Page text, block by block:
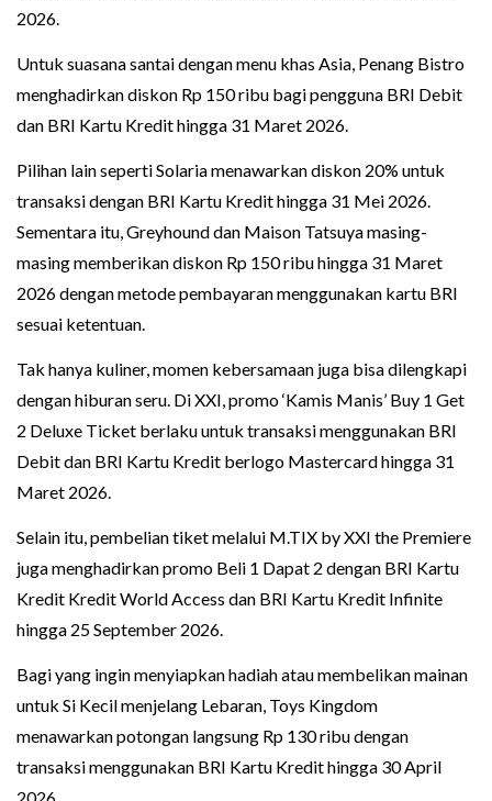
2026.
Untuk suasana santai dengan menu khas Asia, Penang Bistro
menghadirkan diskon Rp 150 ribu bagi pengguna BRI Debit
dan BRI Kartu Kredit hingga 31 Maret 2026.
Pilihan lain seperti Solaria menawarkan diskon 20% untuk
transaksi dengan BRI Kartu Kredit hingga 31 Mei 2026.
Sementara itu, Greyhound dan Maison Tatsuya masing-
masing memberikan diskon Rp 150 ribu hingga 31 Maret
2026 dengan metode pembayaran menggunakan kartu BRI
sesuai ketentuan.
Tak hanya kuliner, momen kebersamaan juga bisa dilengkapi
dengan hiburan seru. Di XXI, promo ‘Kamis Manis’ Buy 1 Get
2 Deluxe Ticket berlaku untuk transaksi menggunakan BRI
Debit dan BRI Kartu Kredit berlogo Mastercard hingga 31
Maret 2026.
Selain itu, pembelian tiket melalui M.TIX by XXI the Premiere
juga menghadirkan promo Beli 1 Dapat 2 dengan BRI Kartu
Kredit Kredit World Access dan BRI Kartu Kredit Infinite
hingga 25 September 2026.
Bagi yang ingin menyiapkan hadiah atau membelikan mainan
untuk Si Kecil menjelang Lebaran, Toys Kingdom
menawarkan potongan langsung Rp 130 ribu dengan
transaksi menggunakan BRI Kartu Kredit hingga 30 April